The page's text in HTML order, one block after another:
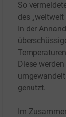
So
des „weltweit
In der
Diese
genutzt.
Im